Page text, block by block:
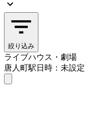
絞り込み
ライブハウス・劇場
唐人町駅日時：未設定